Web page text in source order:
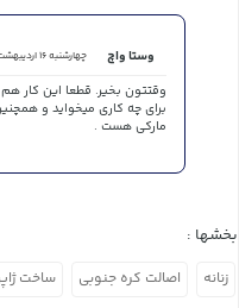
وستا واچ چهارشنبه 16 اردیبهشت 1405 - 12:51
وقتتون بخیر. قطعا این کار
برای چه کاری میخواید و
مارکی هست .
بخشها :
زنانه اصالت کره جنوبی ساخت